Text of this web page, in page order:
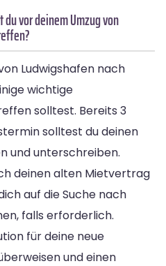
vor deinem Umzug von
Ludwigshafen nach
wichtige
solltest. Bereits 3
solltest du deinen
und unterschreiben.
deinen alten Mietvertrag
auf die Suche nach
falls erforderlich.
für deine neue
und einen